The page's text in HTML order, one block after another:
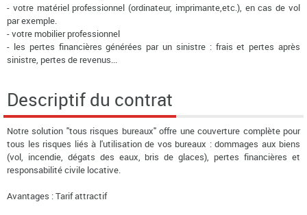
- votre matériel professionnel (ordinateur, imprimante,etc.), en cas de vol
par exemple.
- votre mobilier professionnel
- les pertes financières générées par un sinistre : frais et pertes après
sinistre, pertes de revenus...
Descriptif du contrat
Notre solution "tous risques bureaux" offre une couverture complète pour
tous les risques liés à l'utilisation de vos bureaux : dommages aux biens
(vol, incendie, dégats des eaux, bris de glaces), pertes financières et
responsabilité civile locative.
Avantages : Tarif attractif